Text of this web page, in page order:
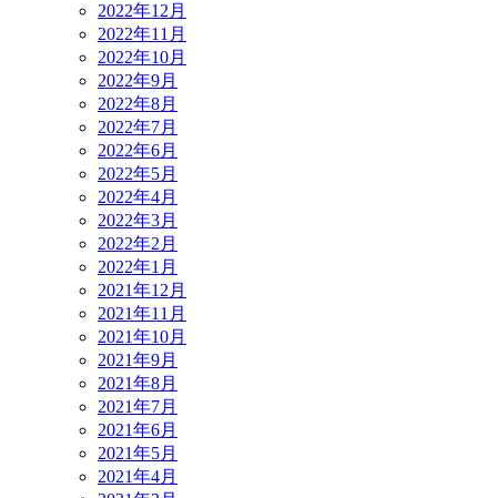
2022年12月
2022年11月
2022年10月
2022年9月
2022年8月
2022年7月
2022年6月
2022年5月
2022年4月
2022年3月
2022年2月
2022年1月
2021年12月
2021年11月
2021年10月
2021年9月
2021年8月
2021年7月
2021年6月
2021年5月
2021年4月